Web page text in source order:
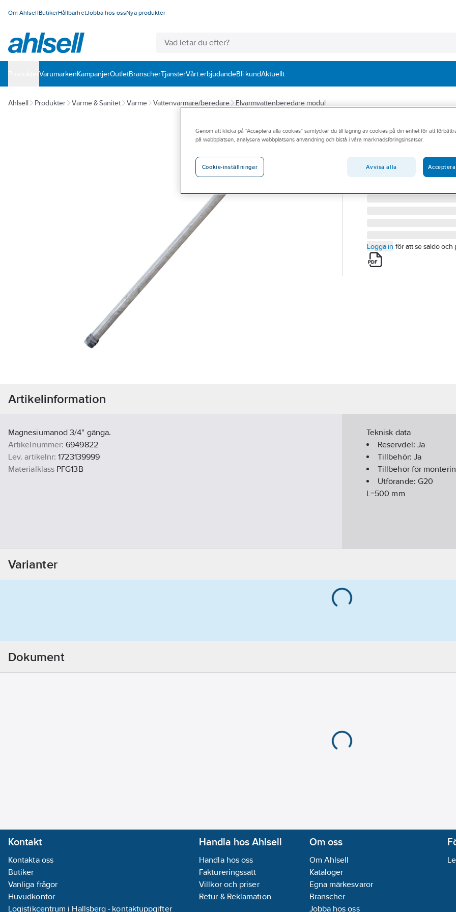
Om AhlsellButikerHållbarhetJobba hos ossNya produkter
VarumärkenKampanjerOutletBranscherTjänsterVårt erbjudandeBli kundAktuellt
Ahlsell Produkter Värme & Sanitet Värme Vattenvärmare/beredare Elvarmvattenberedare modul
METRO THERM
METRO
Artikelnummer:
6949822
1723139999
Logga in för att se saldo och
Artikelinformation
Magnesiumanod 3/4" gänga.
Artikelnummer: 6949822
Lev. artikelnr: 1723139999
Materialklass PFG13B
Teknisk data
Reservdel: Ja
Tillbehör: Ja
Tillbehör för
Utförande: G20
L=500 mm
Varianter
Dokument
Kontakt
Kontakta oss
Butiker
Vanliga frågor
Huvudkontor
Logistikcentrum i Hallsberg - kontaktuppgifter
Handla hos Ahlsell
Handla hos oss
Faktureringssätt
Villkor och priser
Retur & Reklamation
Om oss
Om Ahlsell
Kataloger
Egna märkesvaror
Branscher
Jobba hos oss
Genom att klicka på "Acceptera alla cookies" samtycker du till lagring av cookies på din enhet för att
på webbplatsen, analysera webbplatsens användning och bistå i våra marknadsföringsinsatser.
Cookie-inställningar Avvisa alla